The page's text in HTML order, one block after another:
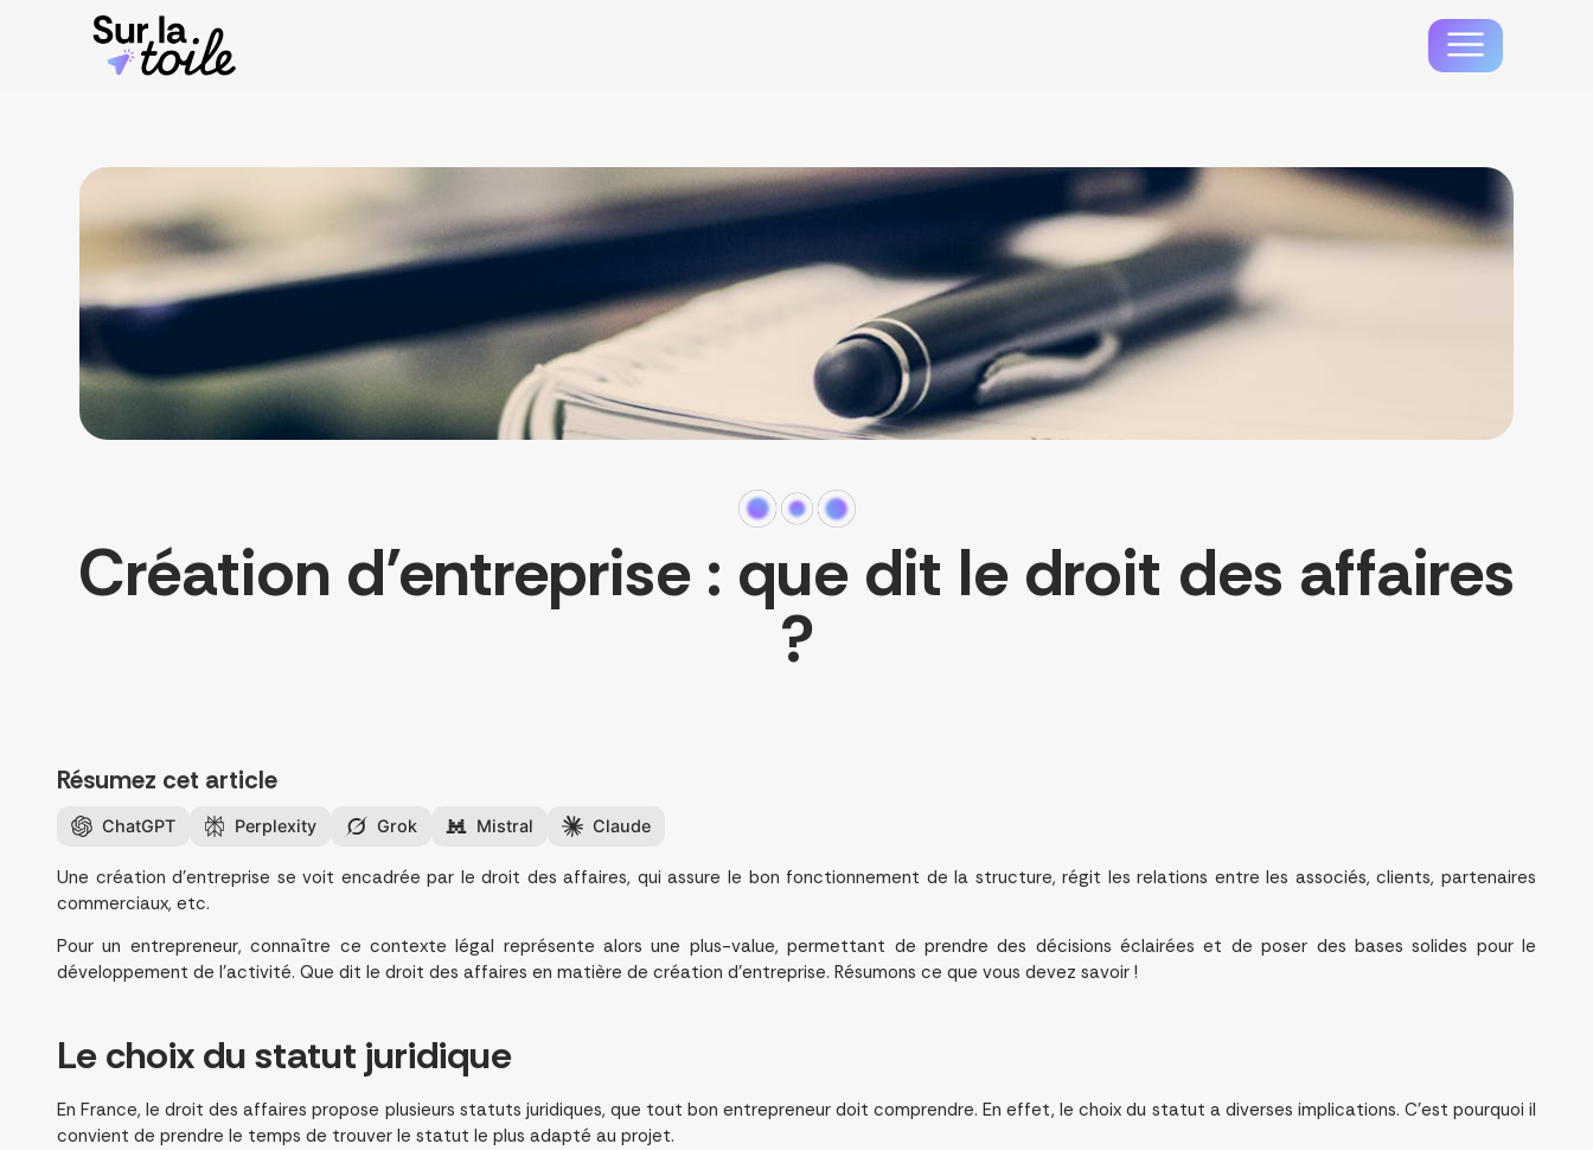
Création d’entreprise : que dit le droit des affaires
?
Résumez cet article
ChatGPT Perplexity Grok Mistral Claude
Une création d’entreprise se voit encadrée par le droit des affaires, qui assure le bon fonctionnement de la structure, régit les relations entre les associés, clients, partenaires
commerciaux, etc.
Pour un entrepreneur, connaître ce contexte légal représente alors une plus-value, permettant de prendre des décisions éclairées et de poser des bases solides pour le
développement de l’activité. Que dit le droit des affaires en matière de création d’entreprise. Résumons ce que vous devez savoir !
Le choix dustatut juridique
En France, le droit des affaires propose plusieurs statuts juridiques, que tout bon entrepreneur doit comprendre. En effet, le choix du statut a diverses implications. C’est pourquoi il
convient de prendre le temps de trouver le statut le plus adapté au projet.